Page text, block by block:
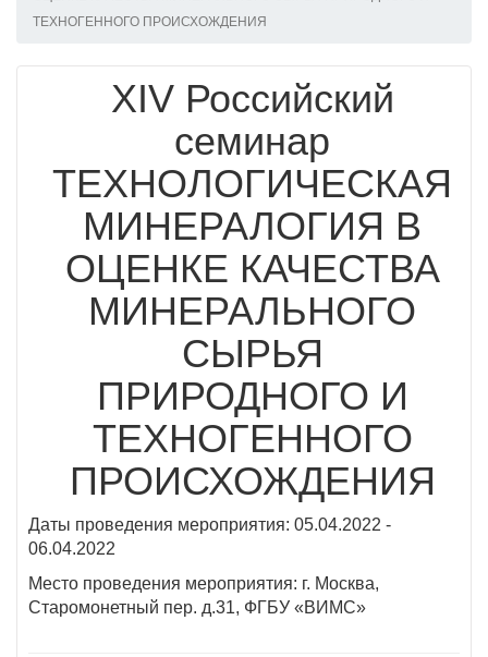
ТЕХНОГЕННОГО ПРОИСХОЖДЕНИЯ
XIV Российский
семинар
ТЕХНОЛОГИЧЕСКАЯ
МИНЕРАЛОГИЯ В
ОЦЕНКЕ КАЧЕСТВА
МИНЕРАЛЬНОГО
СЫРЬЯ
ПРИРОДНОГО И
ТЕХНОГЕННОГО
ПРОИСХОЖДЕНИЯ
Даты проведения мероприятия: 05.04.2022 -
06.04.2022
Место проведения мероприятия: г. Москва,
Старомонетный пер. д.31, ФГБУ «ВИМС»